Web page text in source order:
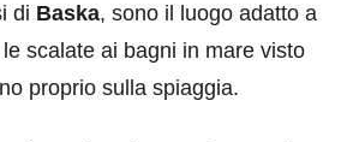
di Baska, sono il luogo adatto a
scalate ai bagni in mare visto
proprio sulla spiaggia.